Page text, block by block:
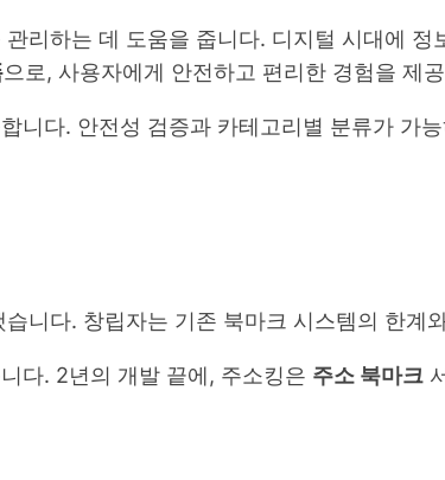
리하는 데 도움을 줍니다. 디지털 시대에
으로, 사용자에게 안전하고 편리한 경험을 제
니다. 안전성 검증과 카테고리별 분류가 가
니다. 창립자는 기존 북마크 시스템의 한계
다. 2년의 개발 끝에, 주소킹은 주소 북마크